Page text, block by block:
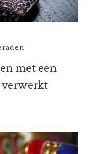
met een